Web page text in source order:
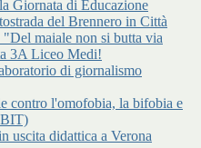
Giornata di Educazione
del Brennero in Città
maiale non si butta via
3A Liceo Medi!
di giornalismo
contro l'omofobia, la bifobia e
uscita didattica a Verona